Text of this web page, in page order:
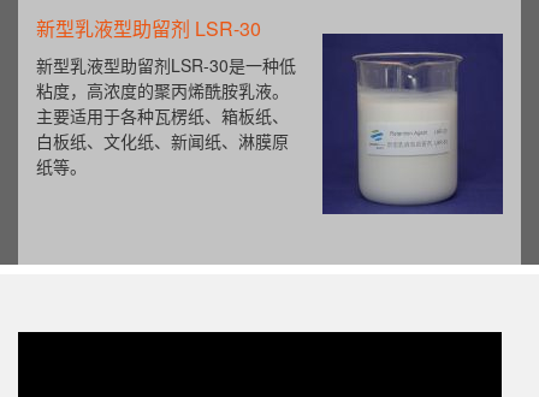
新型乳液型助留剂 LSR-30
新型乳液型助留剂LSR-30是一种低
粘度，高浓度的聚丙烯酰胺乳液。
主要适用于各种瓦楞纸、箱板纸、
白板纸、文化纸、新闻纸、淋膜原
纸等。